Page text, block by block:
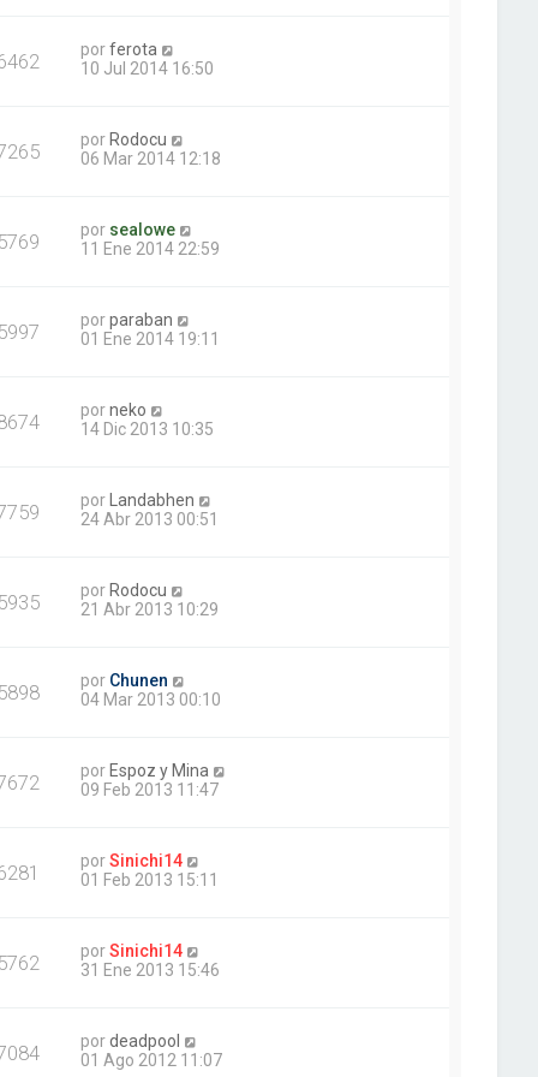
porferota
10 Jul 2014 16:50
por Rodocu
06 Mar 2014 12:18
5769 por sealowe
11 Ene 2014 22:59
5997 porparaban
01 Ene 2014 19:11
porneko
14 Dic 2013 10:35
por Landabhen
24 Abr 2013 00:51
5935 por Rodocu
21 Abr 2013 10:29
5898 por Chunen
04 Mar 2013 00:10
por Espoz y Mina
09 Feb 2013 11:47
porSinichi14
01 Feb 2013 15:11
5762 porSinichi14
31 Ene 2013 15:46
pordeadpool
01 Ago 2012 11:07